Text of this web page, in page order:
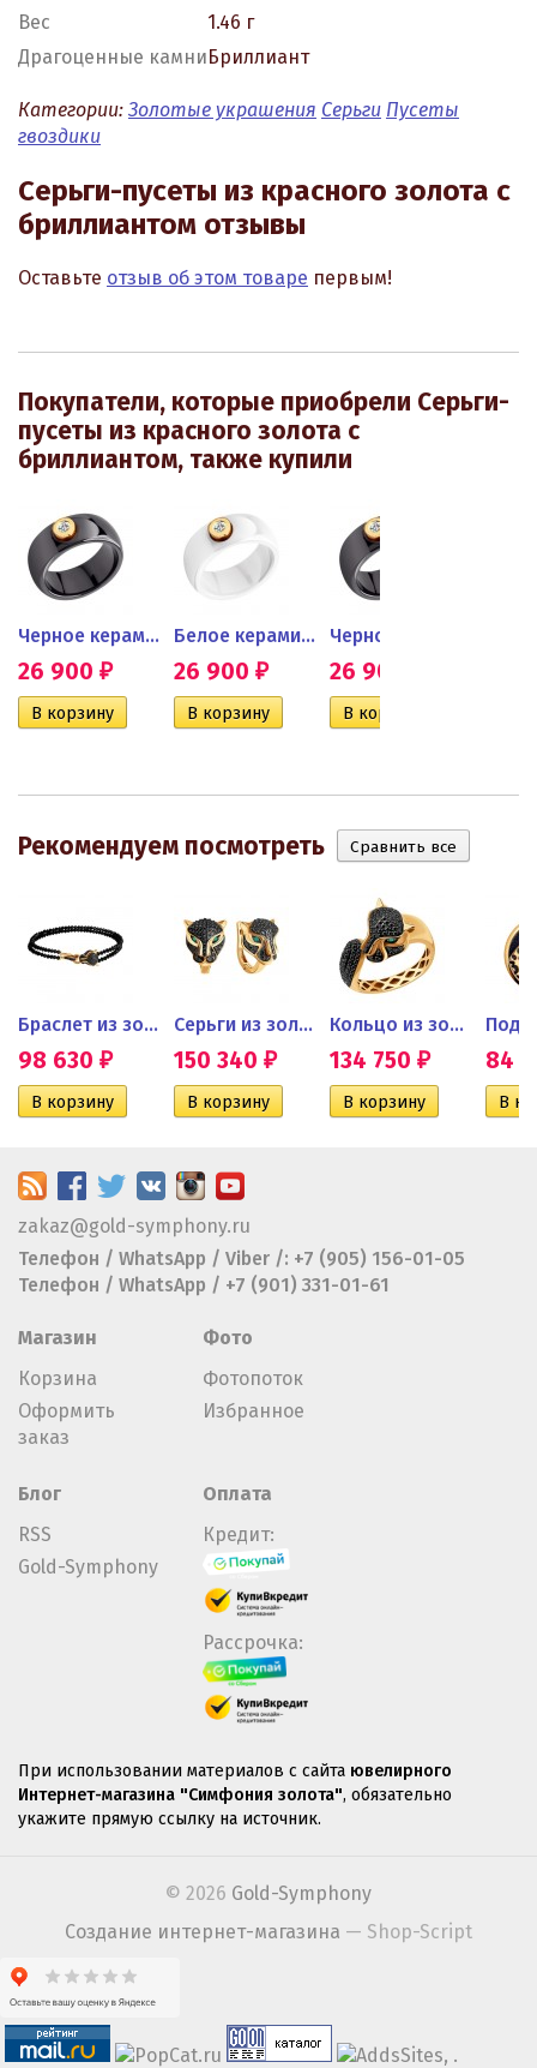
Вес
1.46 г
Драгоценные камниБриллиант
Категории: Золотые украшения Серьги Пусеты
гвоздики
Серьги-пусеты из красного золота с
бриллиантом отзывы
Оставьте отзыв об этом товаре первым!
Покупатели, которые приобрели Серьги-
пусеты из красного золота с
бриллиантом, также купили
Черное керамическое кольцо...
26 900 ₽
Белое керамическое кольцо с...
26 900 ₽ 26 900
Рекомендуем посмотреть
Браслет из золота с черными...
98 630 ₽
Серьги из золота с черными...
150 340 ₽
Кольцо из золота с...
134 750 ₽ 84
zakaz@gold-symphony.ru
Телефон / WhatsApp / Viber /: +7 (905) 156-01-05
Телефон / WhatsApp / +7 (901) 331-01-61
Магазин
Корзина
Оформить
заказ
Фото
Фотопоток
Избранное
Блог
RSS
Gold-Symphony
Оплата
Кредит:
Рассрочка:
При использовании материалов с сайта ювелирного
Интернет-магазина "Симфония золота", обязательно
укажите прямую ссылку на источник.
© 2026 Gold-Symphony
Создание интернет-магазина — Shop-Script